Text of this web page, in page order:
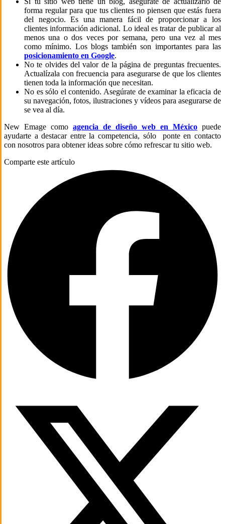
forma regular para que tus clientes no piensen que estás fuera
del negocio. Es una manera fácil de proporcionar a los
clientes información adicional. Lo ideal es tratar de publicar al
menos una o dos veces por semana, pero una vez al mes
como mínimo. Los blogs también son importantes para las
posicionamiento en Google.
No te olvides del valor de la página de preguntas frecuentes.
Actualízala con frecuencia para asegurarse de que los clientes
tienen toda la información que necesitan.
No es sólo el contenido. Asegúrate de examinar la eficacia de
su navegación, fotos, ilustraciones y vídeos para asegurarse de
se vea al día.
New Emage como agencia de diseño web en México puede
ayudarte a destacar entre la competencia, sólo ponte en contacto
con nosotros para obtener ideas sobre cómo refrescar tu sitio web.
Comparte este artículo